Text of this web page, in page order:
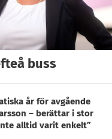
buss
år för avgående
– berättar i stor
alltid varit enkelt”